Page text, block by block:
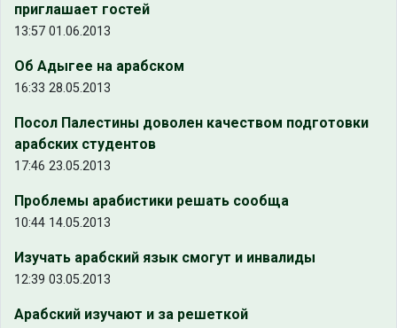
приглашает гостей
13:57 01.06.2013
Об Адыгее на арабском
16:33 28.05.2013
Посол Палестины доволен качеством подготовки
арабских студентов
17:46 23.05.2013
Проблемы арабистики решать сообща
10:44 14.05.2013
Изучать арабский язык смогут и инвалиды
12:39 03.05.2013
Арабский изучают и за решеткой